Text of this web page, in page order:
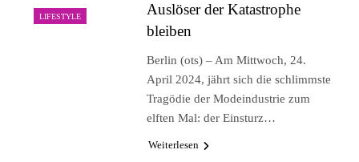
LIFESTYLE
Auslöser der Katastrophe
bleiben
Berlin (ots) – Am Mittwoch, 24.
April 2024, jährt sich die schlimmste
Tragödie der Modeindustrie zum
elften Mal: der Einsturz…
Weiterlesen